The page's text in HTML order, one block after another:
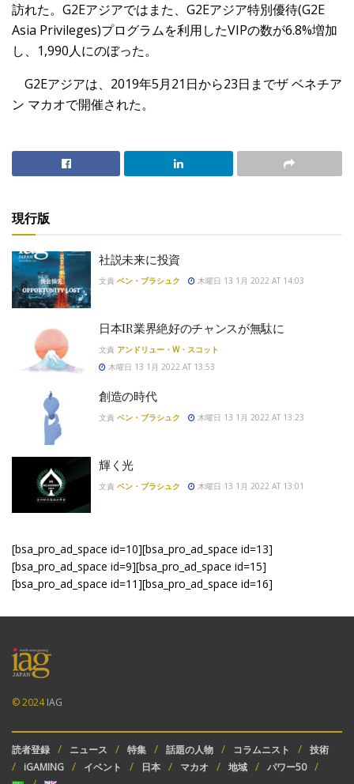
訪れた。G2Eアジアではまた、G2Eアジア特別優待(G2E
Asia Privileges)プログラムを利用したVIPの数が6.8%増加
し、1,990人にのぼった。
G2Eアジアは、2019年5月21日から23日までザ ベネチア
ン マカオで開催された。
現行版
社説未来に投資
文責 ベン・ブラシュク 木曜日 13 1月 2022 AT 14:03
日本IR業界絶好のチャンスが無駄に
文責 アンドリュー・W・スコット
木曜日 13 1月 2022 AT 13:53
創造の時代
文責 ベン・ブラシュク 木曜日 13 1月 2022 AT 13:23
輝く光
文責 ベン・ブラシュク 木曜日 13 1月 2022 AT 13:01
[bsa_pro_ad_space id=10][bsa_pro_ad_space id=13]
[bsa_pro_ad_space id=9][bsa_pro_ad_space id=15]
[bsa_pro_ad_space id=11][bsa_pro_ad_space id=16]
© 2024IAG
読者登録 ニュース 特集 話題の人物 コラムニスト
技術
iGAMING
イベント 日本 マカオ 地域 パワー50